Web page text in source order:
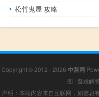
松竹鬼屋 攻略
Copyright © 2012 - 2026 中营网
图 | 疑难解
声明：本站内容来自互联网，如信息